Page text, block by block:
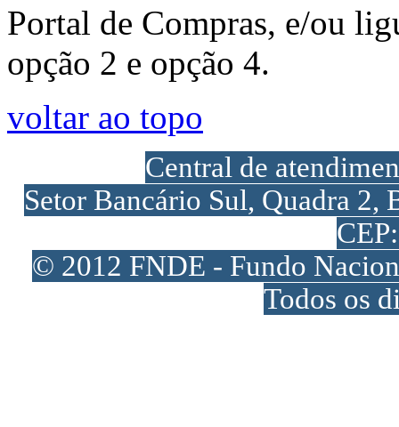
Portal de Compras, e/ou
opção 2 e opção 4.
voltar ao topo
Central de
Setor Bancário Sul, Quadra
© 2012 FNDE - Fundo
Todos os